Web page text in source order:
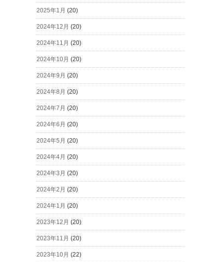
2025年1月 (20)
2024年12月 (20)
2024年11月 (20)
2024年10月 (20)
2024年9月 (20)
2024年8月 (20)
2024年7月 (20)
2024年6月 (20)
2024年5月 (20)
2024年4月 (20)
2024年3月 (20)
2024年2月 (20)
2024年1月 (20)
2023年12月 (20)
2023年11月 (20)
2023年10月 (22)